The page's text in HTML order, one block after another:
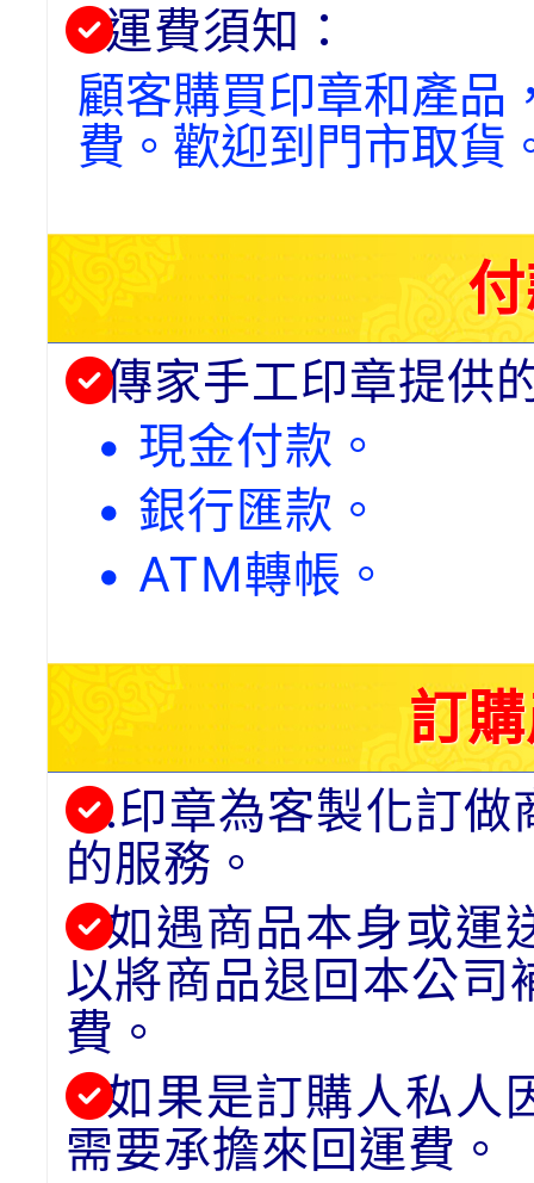
運費須知：
顧客購買印章和產品
費。歡迎到門市取貨
傳家手工印章提供
• 現金付款。
• 銀行匯款。
• ATM轉帳。
訂
.印章為客製化訂做
的服務。
如遇商品本身或運
以將商品退回本公司
費。
如果是訂購人私人
需要承擔來回運費。